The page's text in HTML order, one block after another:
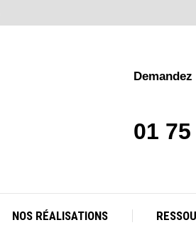
01
NOS RÉALISATIONS
NOS RÉALISATIONS